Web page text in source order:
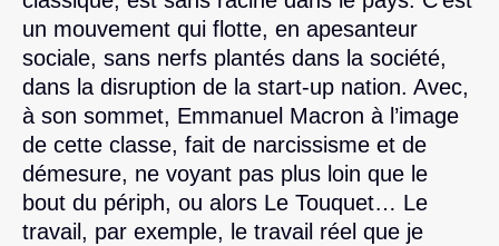
un mouvement qui flotte, en apesanteur
sociale, sans nerfs plantés dans la société,
dans la disruption de la start-up nation. Avec,
à son sommet, Emmanuel Macron à l’image
de cette classe, fait de narcissisme et de
démesure, ne voyant pas plus loin que le
bout du périph, ou alors Le Touquet… Le
travail, par exemple, le travail réel que je